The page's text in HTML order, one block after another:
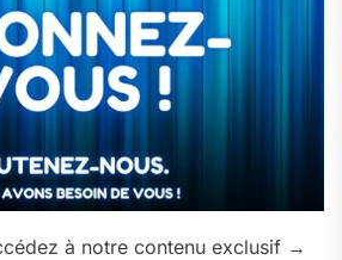
à notre contenu exclusif →